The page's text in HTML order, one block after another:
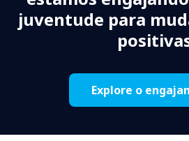
juventude para
Explore o